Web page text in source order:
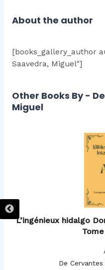
About the author
[books_gallery_author
Saavedra, Miguel"]
Other Books By -
Miguel
L’ingénieux hidalgo
De